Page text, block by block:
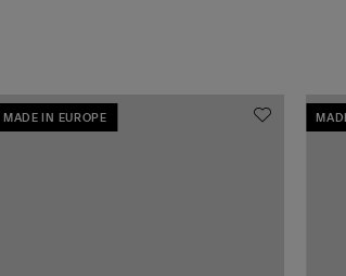
MADE IN EUROPE